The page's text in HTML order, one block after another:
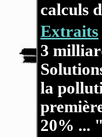
calculs
Extraits
3
la
20% ... "